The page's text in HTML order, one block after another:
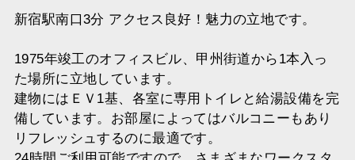
新宿駅南口3分 アクセス良好！魅力の立地です。
1975年竣工のオフィスビル、甲州街道から1本入っ
た場所に立地しています。
建物にはＥＶ1基、各室に専用トイレと給湯設備を完
備しています。お部屋によってはバルコニーもあり
リフレッシュするのに最適です。